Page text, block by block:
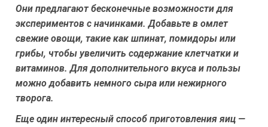
Они предлагают бесконечные возможности для
экспериментов с начинками. Добавьте в омлет
свежие овощи, такие как шпинат, помидоры или
грибы, чтобы увеличить содержание клетчатки и
витаминов. Для дополнительного вкуса и пользы
можно добавить немного сыра или нежирного
творога.
Еще один интересный способ приготовления яиц —